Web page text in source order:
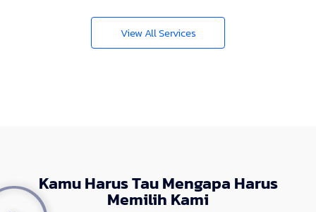
View All Services
Kamu Harus Tau Mengapa Harus
Memilih Kami